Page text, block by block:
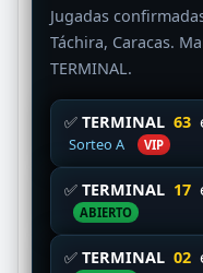
Jugadas
Táchira, Caracas.
TERMINAL.
✅ TERMINAL 63
Sorteo A VIP
✅ TERMINAL 17
ABIERTO
✅ TERMINAL 02